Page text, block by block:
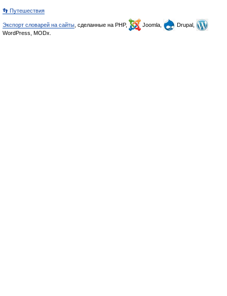
👣 Путешествия
Экспорт словарей на сайты , сделанные на PHP, Joomla,
Drupal,
WordPress, MODx.